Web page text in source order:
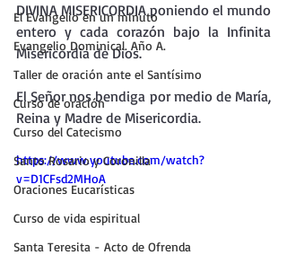
El Evangelio en un minuto
Evangelio Dominical. Año A.
Taller de oración ante el Santísimo
Curso de oración
Curso del Catecismo
Santo Rosario y Coronilla
Oraciones Eucarísticas
Curso de vida espiritual
Santa Teresita - Acto de Ofrenda
DIVINA MISERICORDIA poniendo el mundo
entero y cada corazón bajo la Infinita
Misericordia de Dios.
El Señor nos bendiga por medio de María,
Reina y Madre de Misericordia.
https://www.youtube.com/watch?
v=D1CFsd2MHoA